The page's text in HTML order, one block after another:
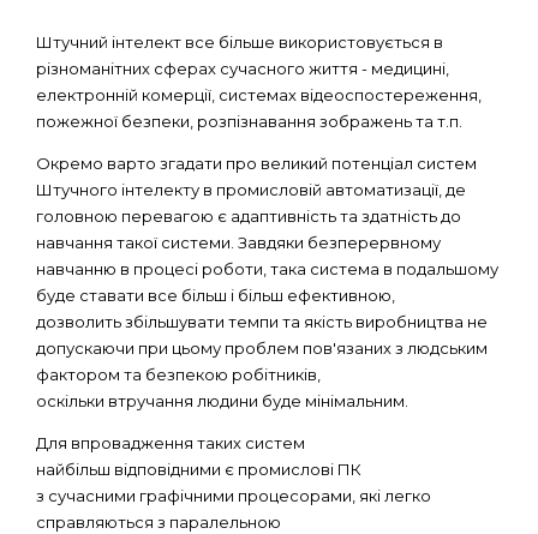
Штучний інтелект все більше використовується в
різноманітних сферах сучасного життя - медицині,
електронній комерції, системах відеоспостереження,
пожежної безпеки, розпізнавання зображень та т.п.
Окремо варто згадати про великий потенціал систем
Штучного інтелекту в промисловій автоматизації, де
головною перевагою є адаптивність та здатність до
навчання такої системи. Завдяки безперервному
навчанню в процесі роботи, така система в подальшому
буде ставати все більш і більш ефективною,
дозволить збільшувати темпи та якість виробництва не
допускаючи при цьому проблем пов'язаних з людським
фактором та безпекою робітників,
оскільки втручання людини буде мінімальним.
Для впровадження таких систем
найбільш відповідними є промислові ПК
з сучасними графічними процесорами, які легко
справляються з паралельною